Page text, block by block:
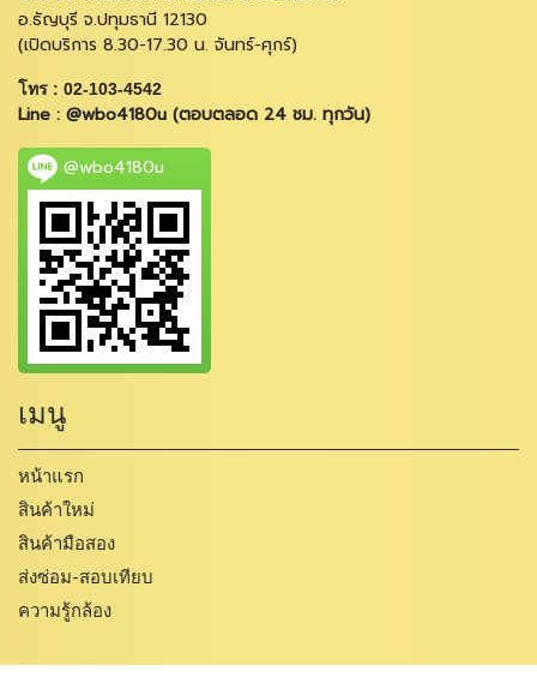
อ.ธัญบุรี จ.ปทุมธานี 12130
(เปิดบริการ 8.30-17.30 น. จันทร์-ศุกร์)
โทร : 02-103-4542
Line : @wbo4180u (ตอบตลอด 24 ชม. ทุกวัน)
@wbo4180u
เมนู
หน้าแรก
สินค้าใหม่
สินค้ามือสอง
ส่งซ่อม-สอบเทียบ
ความรู้กล้อง